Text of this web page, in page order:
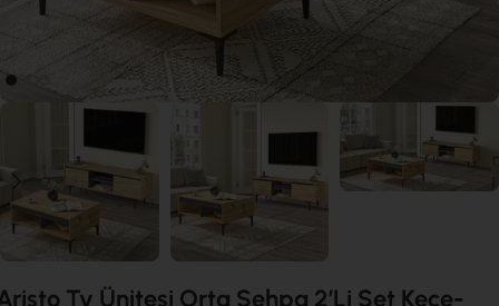
Tv Ünitesi Orta Sehpa 2’Li Set Keçe-